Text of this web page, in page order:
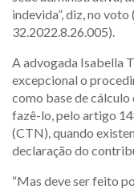
indevida”, diz, no
32.2022.8.26.005).
A advogada Isabella
excepcional o
como base de
fazê-lo, pelo artigo
(CTN), quando
declaração do
“Mas deve ser feito